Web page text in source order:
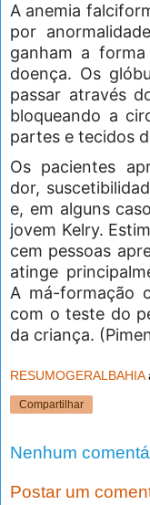
A anemia
por
ganham a
doença. Os
passar através
bloqueando a
partes e tecidos
Os pacientes
dor,
e, em alguns
jovem Kelry.
cem pessoas
atinge
A má-formação
com o teste do
da criança.
RESUMOGERALBAHIA
Compartilhar
Nenhum
Postar um